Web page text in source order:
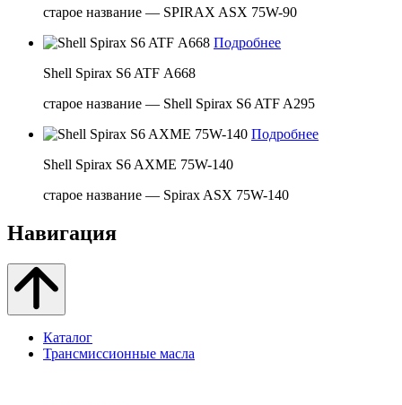
старое название — SPIRAX ASX 75W-90
Подробнее
Shell Spirax S6 ATF А668
старое название — Shell Spirax S6 ATF A295
Подробнее
Shell Spirax S6 AXME 75W-140
старое название — Spirax ASX 75W-140
Навигация
Каталог
Трансмиссионные масла